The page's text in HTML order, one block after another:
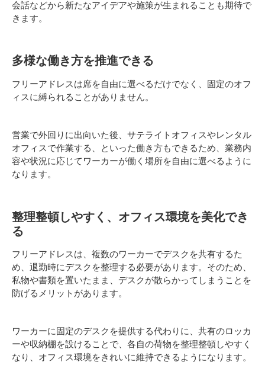
会話などから新たなアイデアや施策が生まれることも期待で
きます。
多様な働き方を推進できる
フリーアドレスは席を自由に選べるだけでなく、固定のオフ
ィスに縛られることがありません。
営業で外回りに出向いた後、サテライトオフィスやレンタル
オフィスで作業する、といった働き方もできるため、業務内
容や状況に応じてワーカーが働く場所を自由に選べるように
なります。
整理整頓しやすく、オフィス環境を美化でき
る
フリーアドレスは、複数のワーカーでデスクを共有するた
め、退勤時にデスクを整理する必要があります。そのため、
私物や書類を置いたまま、デスクが散らかってしまうことを
防げるメリットがあります。
ワーカーに固定のデスクを提供する代わりに、共有のロッカ
ーや収納棚を設けることで、各自の荷物を整理整頓しやすく
なり、オフィス環境をきれいに維持できるようになります。